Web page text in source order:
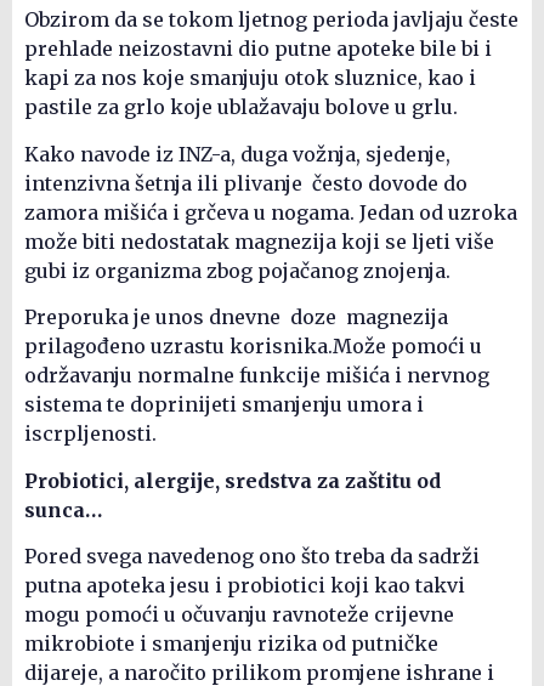
Obzirom da se tokom ljetnog perioda javljaju česte
prehlade neizostavni dio putne apoteke bile bi i
kapi za nos koje smanjuju otok sluznice, kao i
pastile za grlo koje ublažavaju bolove u grlu.
Kako navode iz INZ-a, duga vožnja, sjedenje,
intenzivna šetnja ili plivanje često dovode do
zamora mišića i grčeva u nogama. Jedan od uzroka
može biti nedostatak magnezija koji se ljeti više
gubi iz organizma zbog pojačanog znojenja.
Preporuka je unos dnevne doze magnezija
prilagođeno uzrastu korisnika.Može pomoći u
održavanju normalne funkcije mišića i nervnog
sistema te doprinijeti smanjenju umora i
iscrpljenosti.
Probiotici, alergije, sredstva za zaštitu od
sunca…
Pored svega navedenog ono što treba da sadrži
putna apoteka jesu i probiotici koji kao takvi
mogu pomoći u očuvanju ravnoteže crijevne
mikrobiote i smanjenju rizika od putničke
dijareje, a naročito prilikom promjene ishrane i